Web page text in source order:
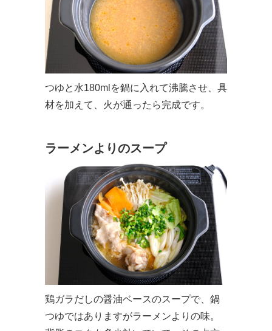
つゆと水180mlを鍋に入れて沸騰させ、具
材を加えて、火が通ったら完成です。
ラーメンよりのスープ
鶏ガラだしの醤油ベースのスープで、鍋
つゆではありますがラーメンよりの味。